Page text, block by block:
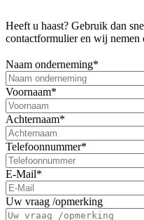
Heeft u haast? Gebruik dan
contactformulier en wij nemen
Naam onderneming*
Voornaam*
Achternaam*
Telefoonnummer*
E-Mail*
Uw vraag /opmerking